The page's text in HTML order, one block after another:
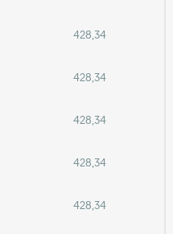
428,34
428,34
428,34
428,34
428,34